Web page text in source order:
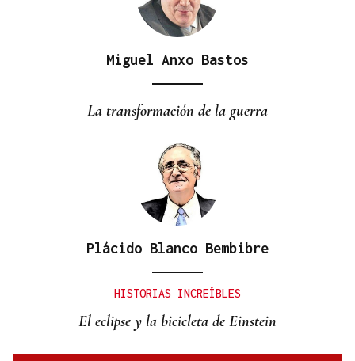
Miguel Anxo Bastos
La transformación de la guerra
Plácido Blanco Bembibre
HISTORIAS INCREÍBLES
El eclipse y la bicicleta de Einstein